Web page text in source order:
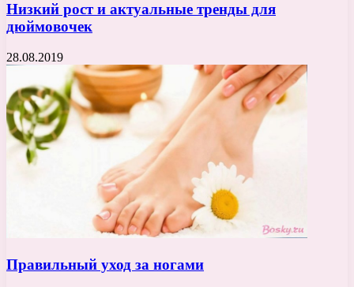
Низкий рост и актуальные тренды для
дюймовочек
28.08.2019
Правильный уход за ногами